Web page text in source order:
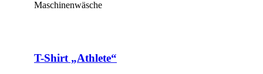
Maschinenwäsche
T-Shirt „Athlete“